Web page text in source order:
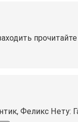
Феликс